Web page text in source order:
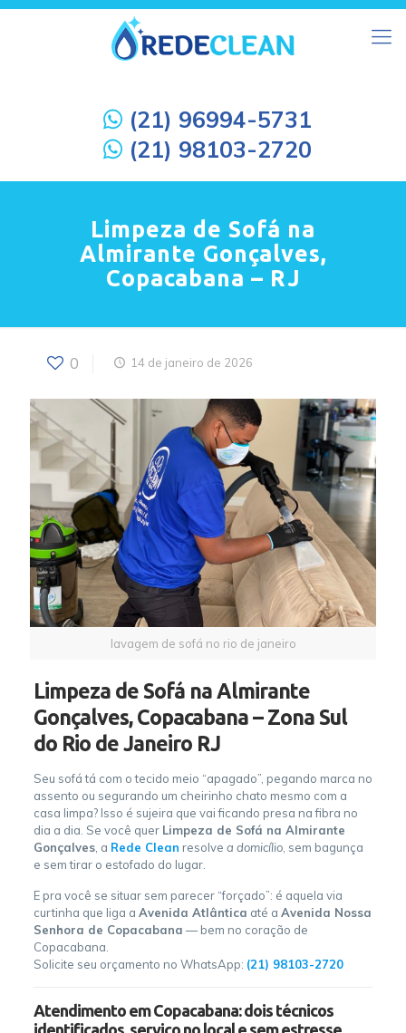
(21) 96994-5731
(21) 98103-2720
Limpeza de Sofá na
Almirante Gonçalves,
Copacabana – RJ
0 14 de janeiro de 2026
lavagem de sofá no rio de janeiro
Limpeza de Sofá na Almirante
Gonçalves, Copacabana – Zona Sul
do Rio de Janeiro RJ
Seu sofá tá com o tecido meio “apagado”, pegando marca no
assento ou segurando um cheirinho chato mesmo com a
casa limpa? Isso é sujeira que vai ficando presa na fibra no
dia a dia. Se você quer Limpeza de Sofá na Almirante
Gonçalves, a Rede Clean resolve a domicílio, sem bagunça
e sem tirar o estofado do lugar.
E pra você se situar sem parecer “forçado”: é aquela via
curtinha que liga a Avenida Atlântica até a Avenida Nossa
Senhora de Copacabana — bem no coração de
Copacabana.
Solicite seu orçamento no WhatsApp: (21) 98103-2720
Atendimento em Copacabana: dois técnicos